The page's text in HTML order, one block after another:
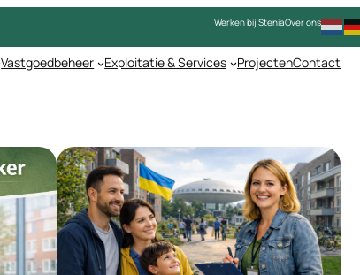
Werken bij SteniaOver ons
Vastgoedbeheer Exploitatie & Services ProjectenContact